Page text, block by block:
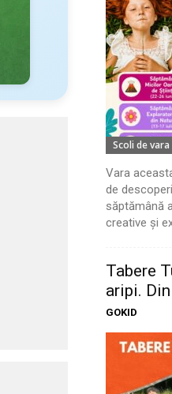
Scoli de vara
Vara
de
săptămână
creative și
Tabere
aripi.
GOKID